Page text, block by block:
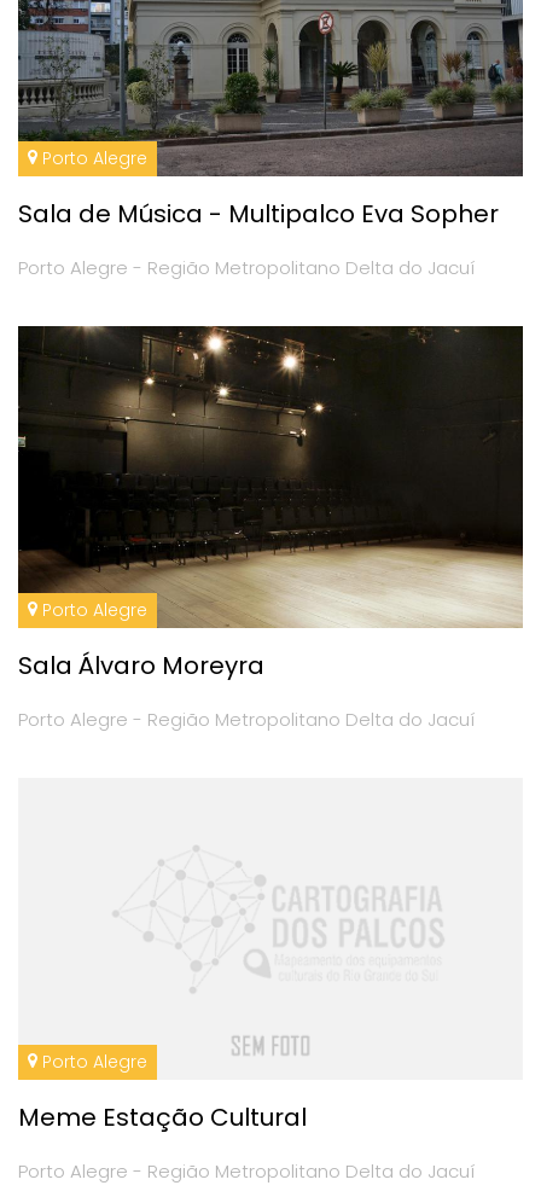
Porto Alegre
Sala de Música - Multipalco Eva Sopher
Porto Alegre - Região Metropolitano Delta do Jacuí
Porto Alegre
Sala Álvaro Moreyra
Porto Alegre - Região Metropolitano Delta do Jacuí
Porto Alegre
Meme Estação Cultural
Porto Alegre - Região Metropolitano Delta do Jacuí